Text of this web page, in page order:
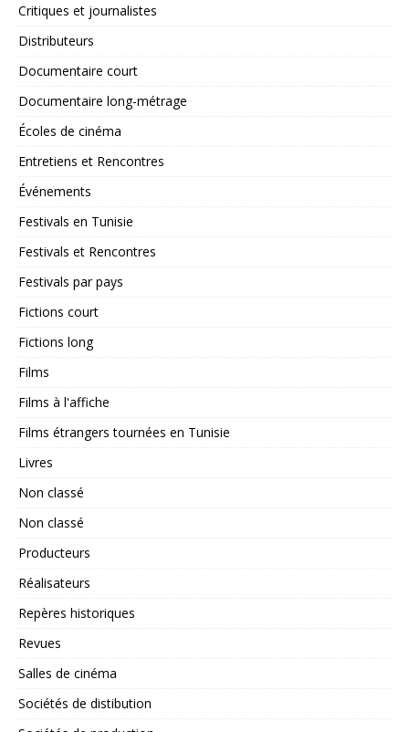
Critiques et journalistes
Distributeurs
Documentaire court
Documentaire long-métrage
Écoles de cinéma
Entretiens et Rencontres
Événements
Festivals en Tunisie
Festivals et Rencontres
Festivals par pays
Fictions court
Fictions long
Films
Films à l'affiche
Films étrangers tournées en Tunisie
Livres
Non classé
Non classé
Producteurs
Réalisateurs
Repères historiques
Revues
Salles de cinéma
Sociétés de distibution